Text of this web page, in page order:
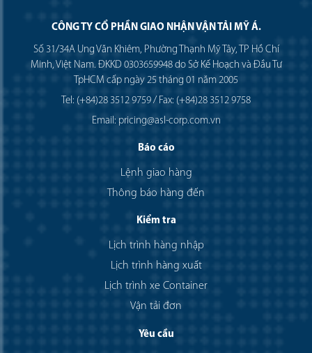
CÔNG TY CỔ PHẦN GIAO NHẬN VẬN TẢI MỸ Á.
Số 31/34A Ung Văn Khiêm, Phường Thạnh Mỹ Tây, TP Hồ Chí
Minh, Việt Nam. ĐKKD 0303659948 do Sở Kế Hoạch và Đầu Tư
TpHCM cấp ngày 25 tháng 01 năm 2005
Tel: (+84)28 3512 9759 / Fax: (+84)28 3512 9758
Email: pricing@asl-corp.com.vn
Báo cáo
Lệnh giao hàng
Thông báo hàng đến
Kiểm tra
Lịch trình hàng nhập
Lịch trình hàng xuất
Lịch trình xe Container
Vận tải đơn
Yêu cầu